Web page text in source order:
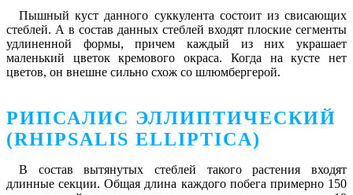
Пышный куст данного суккулента состоит из свисающих
стеблей. А в состав данных стеблей входят плоские сегменты
удлиненной формы, причем каждый из них украшает
маленький цветок кремового окраса. Когда на кусте нет
цветов, он внешне сильно схож со шлюмбергерой.
РИПСАЛИС ЭЛЛИПТИЧЕСКИЙ
(RHIPSALIS ELLIPTICA)
В состав вытянутых стеблей такого растения входят
длинные секции. Общая длина каждого побега примерно 150